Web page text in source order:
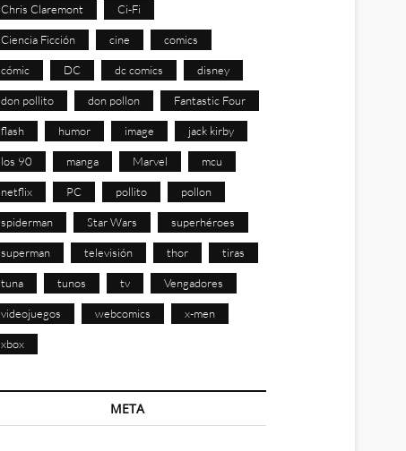
Chris Claremont Ci-Fi
Ciencia Ficción cine comics
cómic DC dc comics disney
don pollito don pollon Fantastic Four
flash humor image jack kirby
los 90 manga Marvel mcu
netflix PC pollito pollon
spiderman Star Wars superhéroes
superman televisión thor tiras
tuna tunos tv Vengadores
videojuegos webcomics x-men
xbox
META